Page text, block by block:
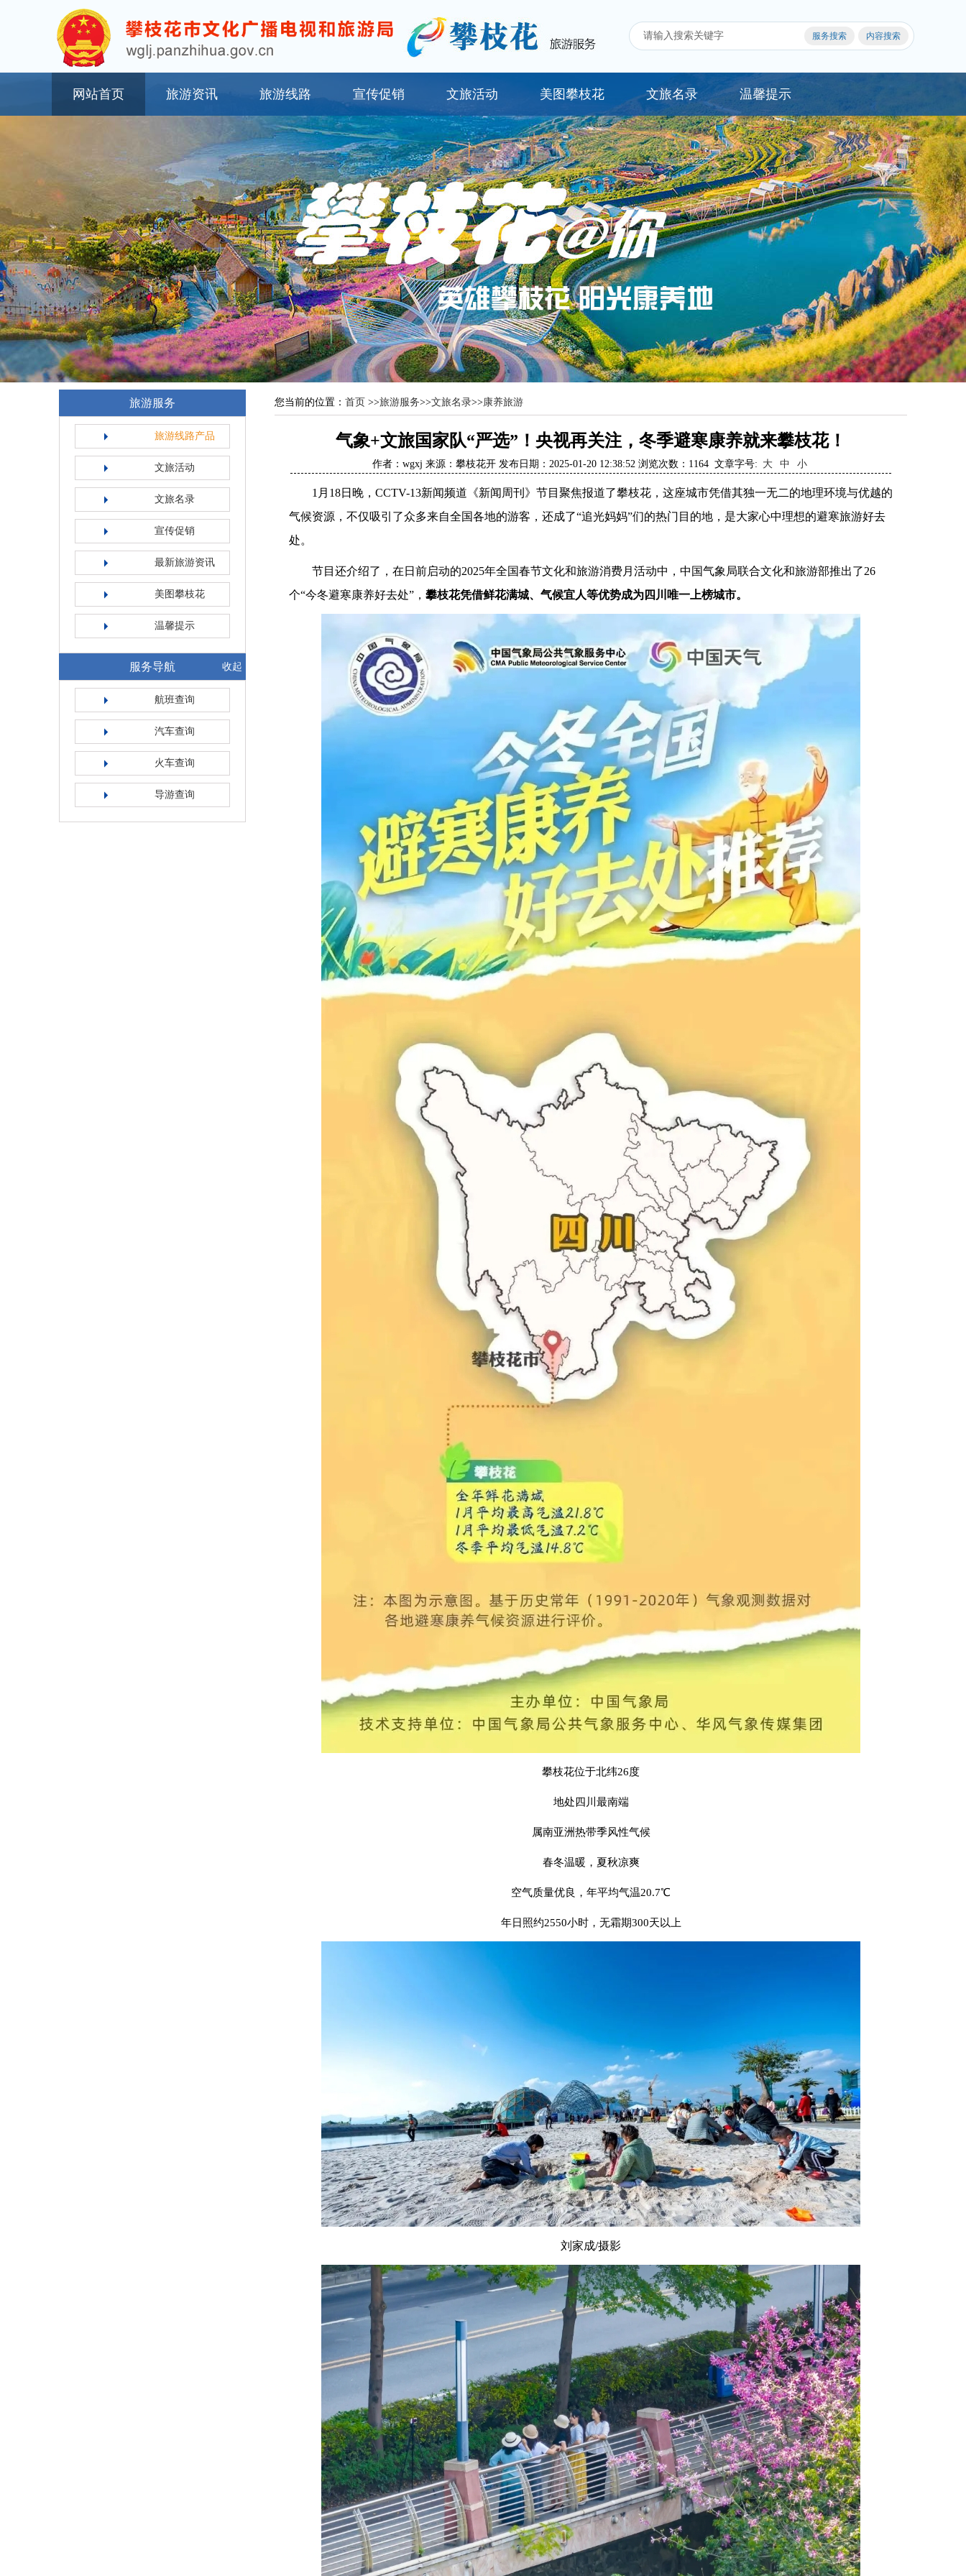
网站首页 旅游资讯 旅游线路 宣传促销 文旅活动 美图攀枝花 文旅名录 温馨提示
旅游服务
旅游线路产品
文旅活动
文旅名录
宣传促销
最新旅游资讯
美图攀枝花
温馨提示
服务导航 收起
航班查询
汽车查询
火车查询
导游查询
您当前的位置： 首页 >>旅游服务>>文旅名录>>康养旅游
气象+文旅国家队“严选”！央视再关注，冬季避寒康养就来攀枝花！
作者：wgxj 来源：攀枝花开 发布日期：2025-01-20 12:38:52 浏览次数： 1164 文章字号: 大 中 小
1月18日晚，CCTV-13新闻频道《新闻周刊》节目聚焦报道了攀枝花，这座城市凭借其独一无二的地理环境与优越的
气候资源，不仅吸引了众多来自全国各地的游客，还成了“追光妈妈”们的热门目的地，是大家心中理想的避寒旅游好去
处。
节目还介绍了，在日前启动的2025年全国春节文化和旅游消费月活动中，中国气象局联合文化和旅游部推出了26
个“今冬避寒康养好去处”， 攀枝花凭借鲜花满城、气候宜人等优势成为四川唯一上榜城市。
攀枝花位于北纬26度
地处四川最南端
属南亚洲热带季风性气候
春冬温暖，夏秋凉爽
空气质量优良，年平均气温20.7℃
年日照约2550小时，无霜期300天以上
刘家成/摄影